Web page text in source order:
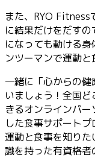
また、RYO Fitness
に結果だけをだす
になっても動ける
ンツーマンで運動と
一緒に「心からの
いましょう！全国
きるオンラインパ
した食事サポート
運動と食事を知り
識を持った有資格者